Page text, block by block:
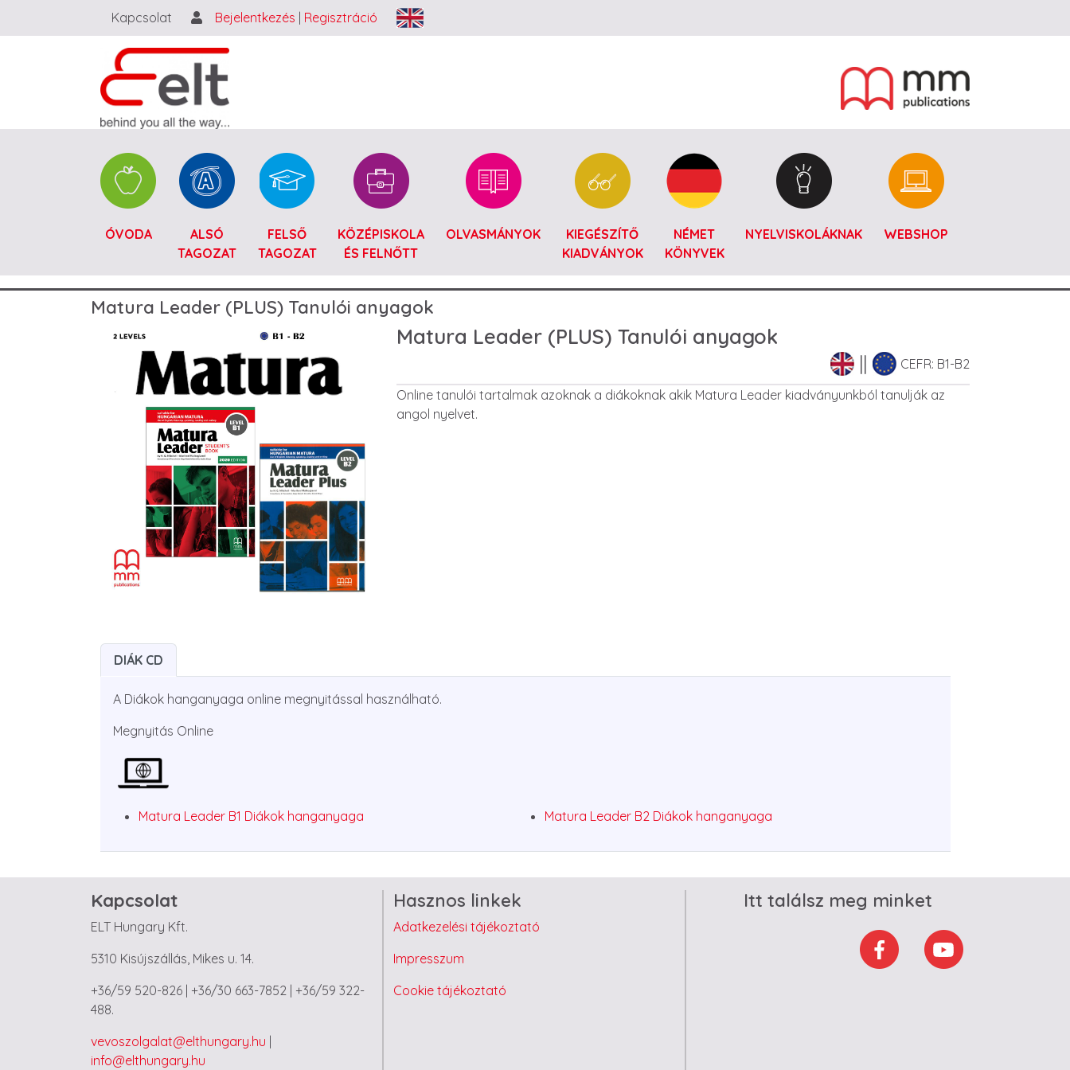
Kapcsolat Bejelentkezés Regisztráció
ÓVODA
ALSÓ
TAGOZAT
FELSŐ
TAGOZAT
KÖZÉPISKOLA
ÉS FELNŐTT
OLVASMÁNYOK
KIEGÉSZÍTŐ
KIADVÁNYOK
NÉMET
KÖNYVEK
NYELVISKOLÁKNAK WEBSHOP
Matura Leader (PLUS) Tanulói anyagok
Image Matura Leader (PLUS) Tanulói anyagok
CEFR: B1-B2
Online tanulói tartalmak azoknak a diákoknak akik Matura Leader kiadványunkból tanulják az
angol nyelvet.
DIÁK CD
A Diákok hanganyaga online megnyitással használható.
Megnyitás Online
Image
Matura Leader B1 Diákok hanganyaga Matura Leader B2 Diákok hanganyaga
Kapcsolat
ELT Hungary Kft.
5310 Kisújszállás, Mikes u. 14.
+36/59 520-826 | +36/30 663-7852 | +36/59 322-
488.
vevoszolgalat@elthungary.hu
info@elthungary.hu
Hasznos linkek
Adatkezelési tájékoztató
Impresszum
Cookie tájékoztató
Itt találsz meg minket